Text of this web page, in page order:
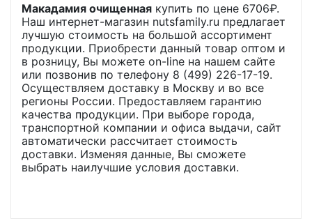
Макадамия очищенная купить по цене 6706₽.
Наш интернет-магазин nutsfamily.ru предлагает
лучшую стоимость на большой ассортимент
продукции. Приобрести данный товар оптом и
в розницу, Вы можете on-line на нашем сайте
или позвонив по телефону 8 (499) 226-17-19.
Осуществляем доставку в Москву и во все
регионы России. Предоставляем гарантию
качества продукции. При выборе города,
транспортной компании и офиса выдачи, сайт
автоматически рассчитает стоимость
доставки. Изменяя данные, Вы сможете
выбрать наилучшие условия доставки.